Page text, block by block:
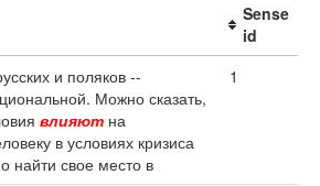
Sense
id
и поляков --
Можно сказать,
влияют на
в условиях кризиса
найти свое место в
1